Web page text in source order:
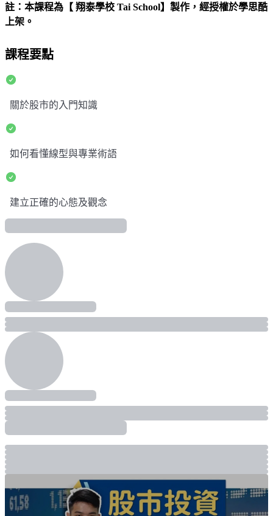
註：本課程為【 翔泰學校 Tai School】製作，經授權於學思酷
上架。
課程要點
關於股市的入門知識
如何看懂線型與專業術語
建立正確的心態及觀念